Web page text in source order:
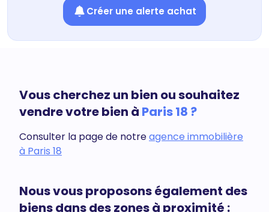
Créer une alerte achat
Vous cherchez un bien ou souhaitez
vendre votre bien à Paris 18 ?
Consulter la page de notreagence immobilière
à Paris 18
Nous vous proposons également des
biens dans des zones à proximité :